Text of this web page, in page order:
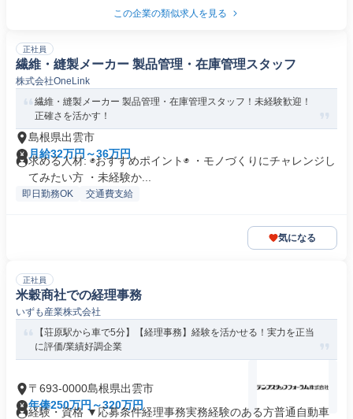
この企業の類似求人を見る
正社員
繊維・縫製メーカー 製品管理・在庫管理スタッフ
株式会社OneLink
繊維・縫製メーカー 製品管理・在庫管理スタッフ！未経験歓迎！
正確さを活かす！
島根県出雲市
月給32万円～36万円
求める人材: ◉おすすめポイント◉ ・モノづくりにチャレンジし
てみたい方 ・未経験か...
即日勤務OK 交通費支給
気になる
正社員
米穀商社での経理事務
いずも産業株式会社
【荘原駅から車で5分】【経理事務】経験を活かせる！実力を正当
に評価/業績好調企業
〒693-0000島根県出雲市
年俸250万円～320万円
経験・資格 ▼応募条件経理事務実務経験のある方普通自動車